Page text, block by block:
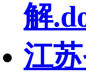
解
江